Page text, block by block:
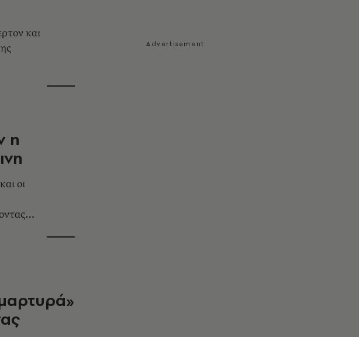
και
η
οι